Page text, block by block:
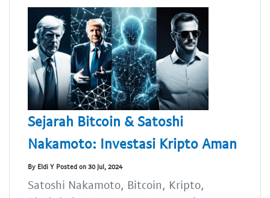
Sejarah Bitcoin & Satoshi
Nakamoto: Investasi Kripto Aman
By Eldi Y Posted on 30 Jul, 2024
Satoshi Nakamoto, Bitcoin, Kripto,